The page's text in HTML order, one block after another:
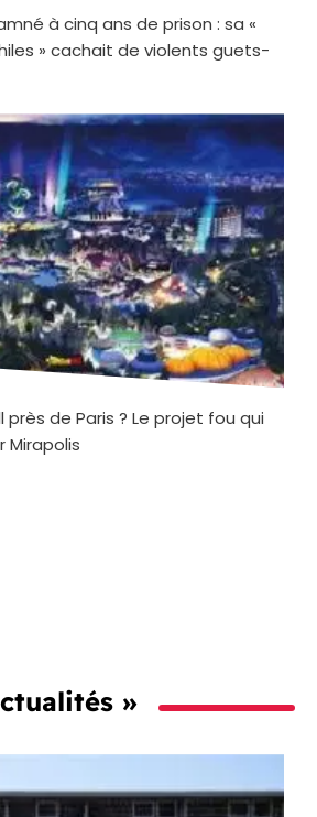
à cinq ans de prison : sa «
» cachait de violents guets-
près de Paris ? Le projet fou qui
Mirapolis
»